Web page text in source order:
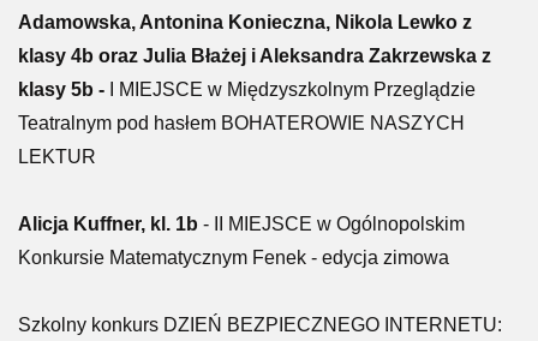
Adamowska, Antonina Konieczna, Nikola Lewko z
klasy 4b oraz Julia Błażej i Aleksandra Zakrzewska z
klasy 5b -
I MIEJSCE w Międzyszkolnym Przeglądzie
Teatralnym pod hasłem BOHATEROWIE NASZYCH
LEKTUR
Alicja Kuffner, kl. 1b - II MIEJSCE w Ogólnopolskim
Konkursie Matematycznym Fenek - edycja zimowa
Szkolny konkurs DZIEŃ BEZPIECZNEGO INTERNETU: